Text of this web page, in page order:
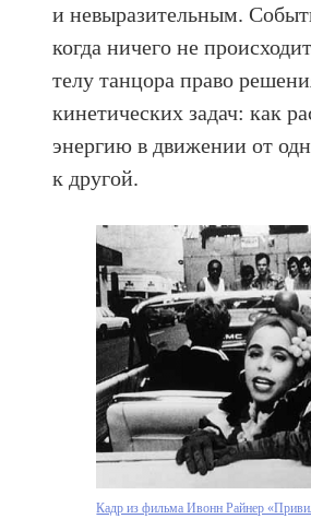
и невыразительным.
когда ничего не
телу танцора право
кинетических задач: как
энергию в движении от
к другой.
Кадр из фильма Ивонн Райнер